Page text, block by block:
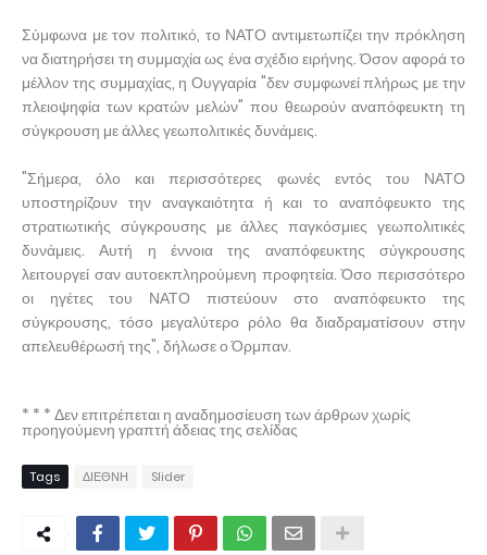
Σύμφωνα με τον πολιτικό, το ΝΑΤΟ αντιμετωπίζει την πρόκληση
να διατηρήσει τη συμμαχία ως ένα σχέδιο ειρήνης. Όσον αφορά το
μέλλον της συμμαχίας, η Ουγγαρία "δεν συμφωνεί πλήρως με την
πλειοψηφία των κρατών μελών" που θεωρούν αναπόφευκτη τη
σύγκρουση με άλλες γεωπολιτικές δυνάμεις.
"Σήμερα, όλο και περισσότερες φωνές εντός του ΝΑΤΟ
υποστηρίζουν την αναγκαιότητα ή και το αναπόφευκτο της
στρατιωτικής σύγκρουσης με άλλες παγκόσμιες γεωπολιτικές
δυνάμεις. Αυτή η έννοια της αναπόφευκτης σύγκρουσης
λειτουργεί σαν αυτοεκπληρούμενη προφητεία. Όσο περισσότερο
οι ηγέτες του ΝΑΤΟ πιστεύουν στο αναπόφευκτο της
σύγκρουσης, τόσο μεγαλύτερο ρόλο θα διαδραματίσουν στην
απελευθέρωσή της", δήλωσε ο Όρμπαν.
* * * Δεν επιτρέπεται η αναδημοσίευση των άρθρων χωρίς
προηγούμενη γραπτή άδειας της σελίδας
Tags ΔΙΕΘΝΗ Slider